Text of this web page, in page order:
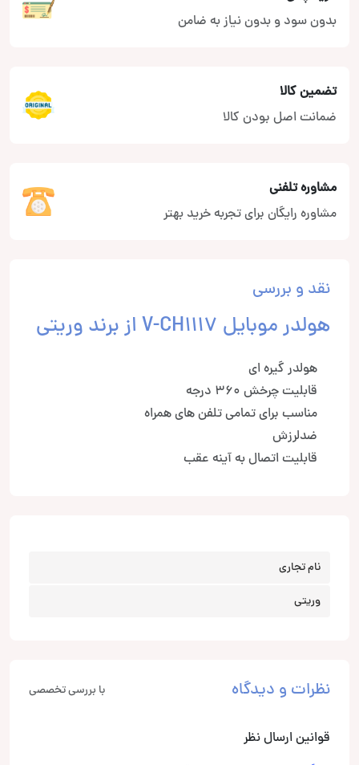
بدون سود و بدون نیاز به ضامن
تضمین کالا
ضمانت اصل بودن کالا
مشاوره تلفنی
مشاوره رایگان برای تجربه خرید بهتر
نقد و بررسی
هولدر موبایل V-CH1117 از برند وریتی
هولدر گیره ای
قابلیت چرخش 360 درجه
مناسب برای تمامی تلفن های همراه
ضدلرزش
قابلیت اتصال به آینه عقب
نام تجاری
وریتی
نظرات و دیدگاه با بررسی تخصصی
قوانین ارسال نظر